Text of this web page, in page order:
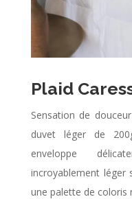
Plaid
Sensation de
duvet léger de
enveloppe
incroyablement léger
une palette de coloris